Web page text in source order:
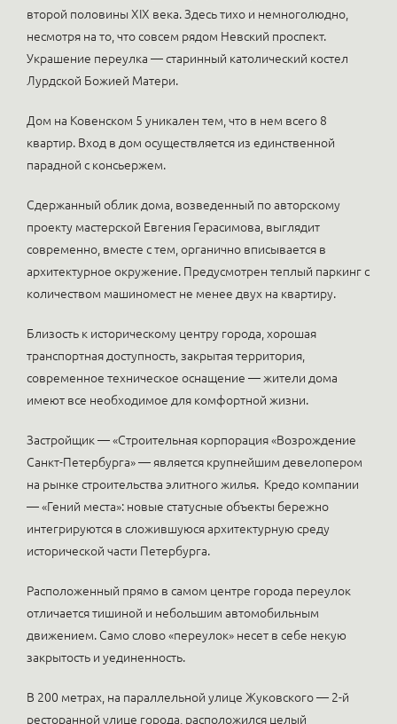
второй половины XIX века. Здесь тихо и немноголюдно,
несмотря на то, что совсем рядом Невский проспект.
Украшение переулка — старинный католический костел
Лурдской Божией Матери.
Дом на Ковенском 5 уникален тем, что в нем всего 8
квартир. Вход в дом осуществляется из единственной
парадной с консьержем.
Сдержанный облик дома, возведенный по авторскому
проекту мастерской Евгения Герасимова, выглядит
современно, вместе с тем, органично вписывается в
архитектурное окружение. Предусмотрен теплый паркинг с
количеством машиномест не менее двух на квартиру.
Близость к историческому центру города, хорошая
транспортная доступность, закрытая территория,
современное техническое оснащение — жители дома
имеют все необходимое для комфортной жизни.
Застройщик — «Строительная корпорация «Возрождение
Санкт-Петербурга» — является крупнейшим девелопером
на рынке строительства элитного жилья. Кредо компании
— «Гений места»: новые статусные объекты бережно
интегрируются в сложившуюся архитектурную среду
исторической части Петербурга.
Расположенный прямо в самом центре города переулок
отличается тишиной и небольшим автомобильным
движением. Само слово «переулок» несет в себе некую
закрытость и уединенность.
В 200 метрах, на параллельной улице Жуковского — 2-й
ресторанной улице города, расположился целый